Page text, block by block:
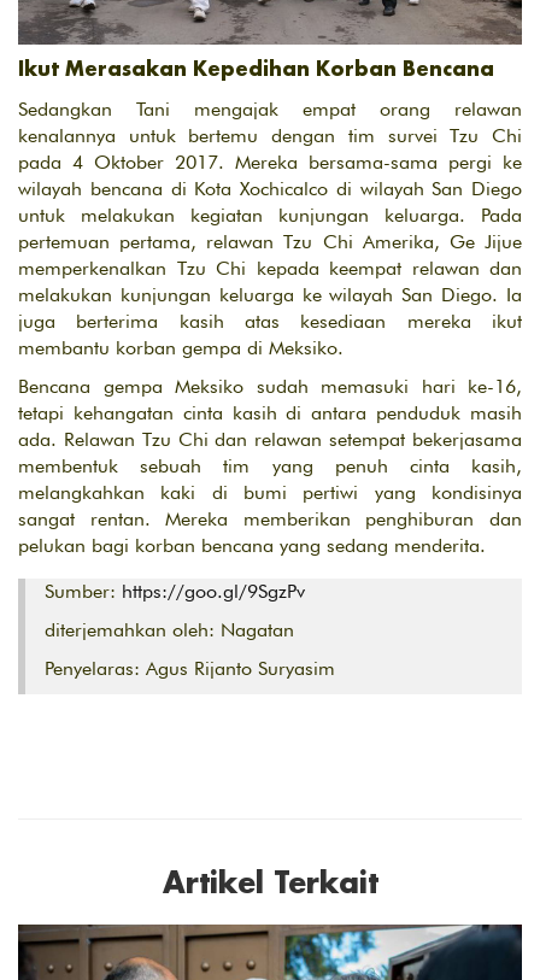
Ikut Merasakan Kepedihan Korban Bencana
Sedangkan Tani mengajak empat orang relawan
kenalannya untuk bertemu dengan tim survei Tzu Chi
pada 4 Oktober 2017. Mereka bersama-sama pergi ke
wilayah bencana di Kota Xochicalco di wilayah San Diego
untuk melakukan kegiatan kunjungan keluarga. Pada
pertemuan pertama, relawan Tzu Chi Amerika, Ge Jijue
memperkenalkan Tzu Chi kepada keempat relawan dan
melakukan kunjungan keluarga ke wilayah San Diego. Ia
juga berterima kasih atas kesediaan mereka ikut
membantu korban gempa di Meksiko.
Bencana gempa Meksiko sudah memasuki hari ke-16,
tetapi kehangatan cinta kasih di antara penduduk masih
ada. Relawan Tzu Chi dan relawan setempat bekerjasama
membentuk sebuah tim yang penuh cinta kasih,
melangkahkan kaki di bumi pertiwi yang kondisinya
sangat rentan. Mereka memberikan penghiburan dan
pelukan bagi korban bencana yang sedang menderita.
Sumber: https://goo.gl/9SgzPv
diterjemahkan oleh: Nagatan
Penyelaras: Agus Rijanto Suryasim
Artikel Terkait